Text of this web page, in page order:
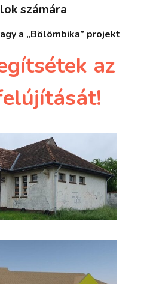
számára
a „Bölömbika” projekt
az